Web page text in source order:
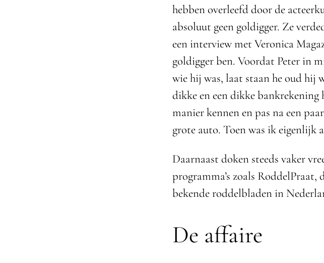
hebben overleefd door de
absoluut geen goldigger. Ze
een interview met Veronica
goldigger ben. Voordat Peter in
wie hij was, laat staan he oud hij
dikke en een dikke bankrekening
manier kennen en pas na een
grote auto. Toen was ik eigenlijk
Daarnaast doken steeds vaker
programma’s zoals
bekende roddelbladen in
De affaire